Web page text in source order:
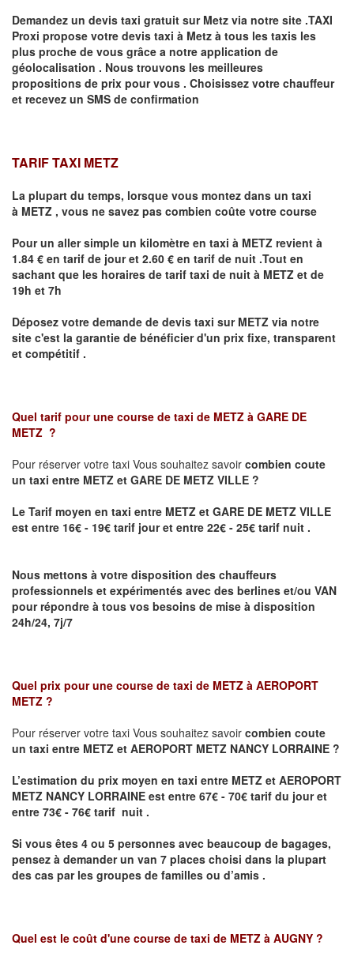
Demandez un devis taxi gratuit sur Metz via notre site .TAXI
Proxi propose votre devis taxi à Metz à tous les taxis les
plus proche de vous grâce a notre application de
géolocalisation . Nous trouvons les meilleures
propositions de prix pour vous . Choisissez votre chauffeur
et recevez un SMS de confirmation
TARIF TAXI METZ
La plupart du temps, lorsque vous montez dans un taxi
à METZ , vous ne savez pas combien coûte votre course
Pour un aller simple un kilomètre en taxi à METZ revient à
1.84 € en tarif de jour et 2.60 € en tarif de nuit .Tout en
sachant que les horaires de tarif taxi de nuit à METZ et de
19h et 7h
Déposez votre demande de devis taxi sur METZ via notre
site c'est la garantie de bénéficier d'un prix fixe, transparent
et compétitif .
Quel tarif pour une course de taxi de METZ à GARE DE
METZ ?
Pour réserver votre taxi Vous souhaitez savoir combien coute
un taxi entre METZ et GARE DE METZ VILLE ?
Le Tarif moyen en taxi entre METZ et GARE DE METZ VILLE
est entre 16€ - 19€ tarif jour et entre 22€ - 25€ tarif nuit .
Nous mettons à votre disposition des chauffeurs
professionnels et expérimentés avec des berlines et/ou VAN
pour répondre à tous vos besoins de mise à disposition
24h/24, 7j/7
Quel prix pour une course de taxi de METZ à AEROPORT
METZ ?
Pour réserver votre taxi Vous souhaitez savoir combien coute
un taxi entre METZ et AEROPORT METZ NANCY LORRAINE ?
L’estimation du prix moyen en taxi entre METZ et AEROPORT
METZ NANCY LORRAINE est entre 67€ - 70€ tarif du jour et
entre 73€ - 76€ tarif nuit .
Si vous êtes 4 ou 5 personnes avec beaucoup de bagages,
pensez à demander un van 7 places choisi dans la plupart
des cas par les groupes de familles ou d’amis .
Quel est le coût d'une course de taxi de METZ à AUGNY ?